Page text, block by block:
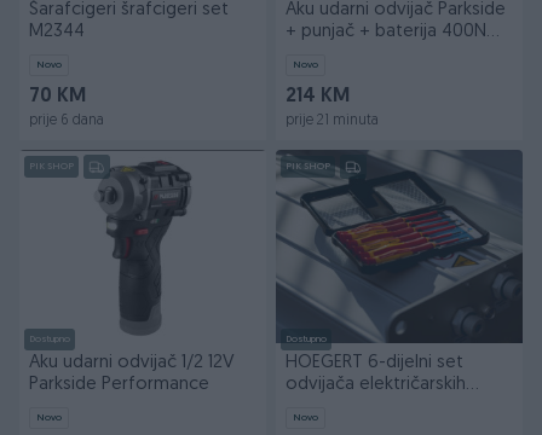
Šarafcigeri šrafcigeri set
M2344
Novo
70 KM
prije 6 dana
Aku udarni odvijač Parkside
+ punjač + baterija 400Nm
Novo
214 KM
prije 21 minuta
PIK SHOP
Dostupno
Aku udarni odvijač 1/2 12V
Parkside Performance
Novo
PIK SHOP
Dostupno
HOEGERT 6-dijelni set
odvijača električarskih
Novo